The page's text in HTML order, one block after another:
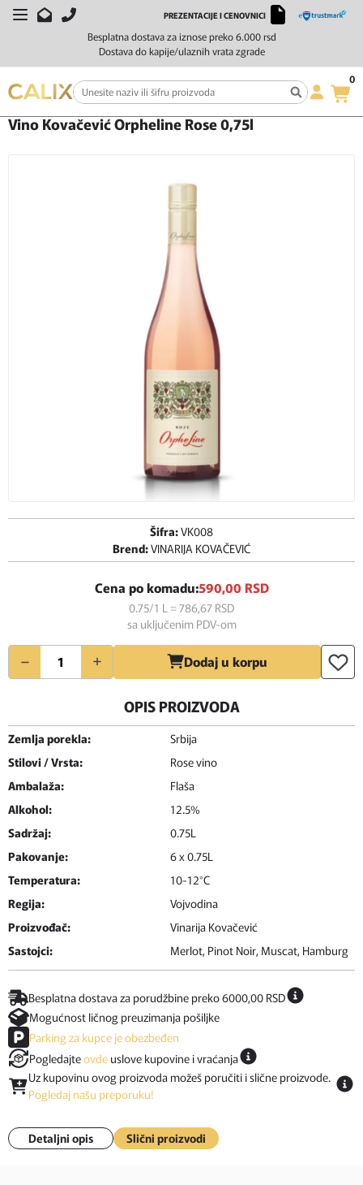
Besplatna dostava za iznose preko 6.000 rsd
Dostava do kapije/ulaznih vrata zgrade
PREZENTACIJE I CENOVNICI
0
Početna Vino Rose vino Vino Kovačević Orpheline Rose 0,75l
Vino Kovačević Orpheline Rose 0,75l
Šifra:VK008
Brend:VINARIJA KOVAČEVIĆ
Cena po komadu:590,00 RSD
0.75/1 L = 786,67 RSD
sa uključenim PDV-om
Količina Dodaj u korpu
OPIS PROIZVODA
Zemlja porekla:
Srbija
Stilovi / Vrsta:
Rose vino
Ambalaža:
Flaša
Alkohol:
12.5%
Sadržaj:
0.75L
Pakovanje:
6 x 0.75L
Temperatura:
10-12°C
Regija:
Vojvodina
Proizvođač:
Vinarija Kovačević
Sastojci:
Merlot, Pinot Noir, Muscat, Hamburg
Besplatna dostava za porudžbine preko 6000,00 RSD
Mogućnost ličnog preuzimanja pošiljke
Parking za kupce je obezbeđen
Pogledajteovde uslove kupovine i vraćanja
Uz kupovinu ovog proizvoda možeš poručiti i slične proizvode.
Pogledaj našu preporuku!
Detaljni opis Slični proizvodi